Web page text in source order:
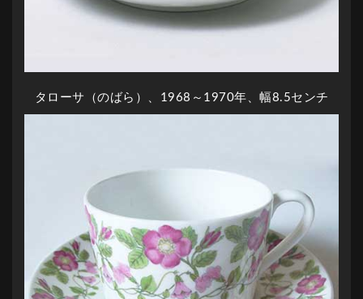
タローサ（のばら）、1968～1970年、幅8.5センチ